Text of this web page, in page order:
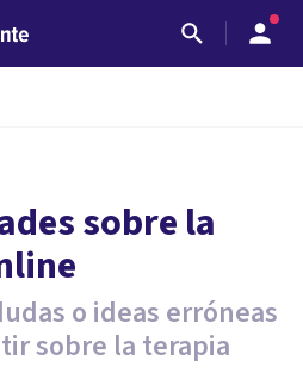
sobre la
o ideas erróneas
sobre la terapia